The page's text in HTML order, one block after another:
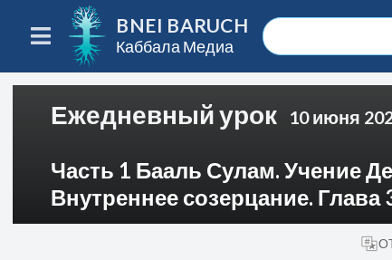
BNEI BARUCH
Каббала Медиа
Ежедневный урок 10 июня
Часть 1 Бааль Сулам. Учение
Внутреннее созерцание. Глава